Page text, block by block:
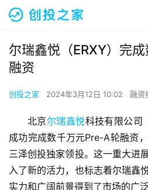
尔瑞鑫悦（ERXY）完
融资
创投之家 2024年3月12日 10:02 融资
北京尔瑞鑫悦科技有限公司
成功完成数千万元Pre-A轮融资
三泽创投独家领投。这一重大进
入了新的活力，也标志着尔瑞鑫
实力和广阔前景得到了市场的广泛